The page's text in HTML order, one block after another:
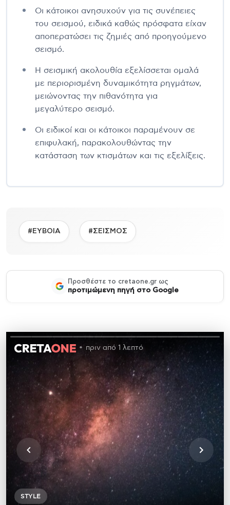
Οι κάτοικοι ανησυχούν για τις συνέπειες
του σεισμού, ειδικά καθώς πρόσφατα είχαν
αποπερατώσει τις ζημιές από προηγούμενο
σεισμό.
Η σεισμική ακολουθία εξελίσσεται ομαλά
με περιορισμένη δυναμικότητα ρηγμάτων,
μειώνοντας την πιθανότητα για
μεγαλύτερο σεισμό.
Οι ειδικοί και οι κάτοικοι παραμένουν σε
επιφυλακή, παρακολουθώντας την
κατάσταση των κτισμάτων και τις εξελίξεις.
#ΕΥΒΟΙΑ #ΣΕΙΣΜΟΣ
Προσθέστε το cretaone.gr ως
προτιμώμενη πηγή στο Google
πριν από 1 λεπτό
STYLE